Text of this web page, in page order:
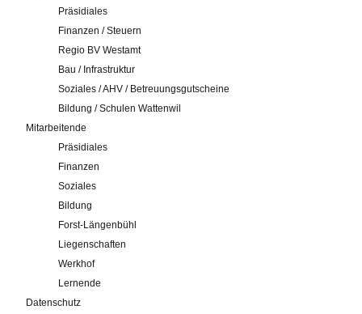
Präsidiales
Finanzen / Steuern
Regio BV Westamt
Bau / Infrastruktur
Soziales / AHV / Betreuungsgutscheine
Bildung / Schulen Wattenwil
Mitarbeitende
Präsidiales
Finanzen
Soziales
Bildung
Forst-Längenbühl
Liegenschaften
Werkhof
Lernende
Datenschutz